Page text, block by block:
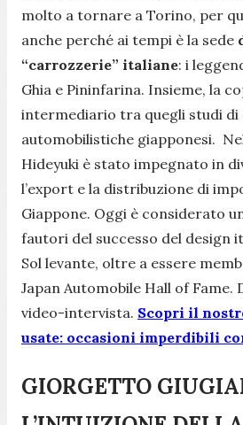
molto a tornare a Torino, per
anche perché ai tempi è la sede
“carrozzerie” italiane: i
Ghia e Pininfarina. Insieme, la
intermediario tra quegli studi di
automobilistiche giapponesi.
Hideyuki è stato impegnato in
l’export e la distribuzione di
Giappone. Oggi è considerato
fautori del successo del design
Sol levante, oltre a essere
Japan Automobile Hall of Fame.
video-intervista. Scopri il
usate: occasioni imperdibili
GIORGETTO